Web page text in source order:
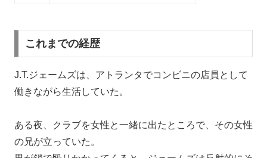
これまでの経歴
J.T.ジェームズは、アトランタでコンビニの店員として
働きながら生活していた。
ある夜、クラブを女性と一緒に出たところで、その女性
の兄が立っていた。